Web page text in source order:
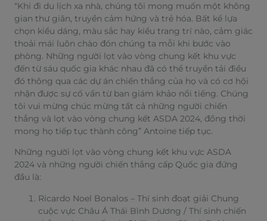
“Khi đi du lịch xa nhà, chúng tôi mong muốn một không
gian thư giãn, truyền cảm hứng và trẻ hóa. Bất kể lựa
chọn kiểu dáng, màu sắc hay kiểu trang trí nào, cảm giác
thoải mái luôn chào đón chúng ta mỗi khi bước vào
phòng. Những người lọt vào vòng chung kết khu vực
đến từ sáu quốc gia khác nhau đã có thể truyền tải điều
đó thông qua các dự án chiến thắng của họ và có cơ hội
nhận được sự cố vấn từ ban giám khảo nổi tiếng. Chúng
tôi vui mừng chúc mừng tất cả những người chiến
thắng và lọt vào vòng chung kết ASDA 2024, đồng thời
mong họ tiếp tục thành công” Antoine tiếp tục.
Những người lọt vào vòng chung kết khu vực ASDA
2024 và những người chiến thắng cấp Quốc gia đứng
đầu là:
Ricardo Noel Bonalos – Thí sinh đoạt giải Chung
cuộc vực Châu Á Thái Bình Dương / Thí sinh chiến